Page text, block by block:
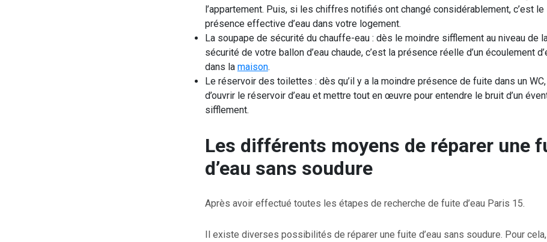
l’appartement. Puis, si les chiffres notifiés ont changé considérablement, c’est
présence effective d’eau dans votre logement.
La soupape de sécurité du chauffe-eau : dès le moindre sifflement au niveau de
sécurité de votre ballon d’eau chaude, c’est la présence réelle d’un écoulement
dans la maison.
Le réservoir des toilettes : dès qu’il y a la moindre présence de fuite dans un
d’ouvrir le réservoir d’eau et mettre tout en œuvre pour entendre le bruit d’un
sifflement.
Les différents moyens de réparer une
d’eau sans soudure
Après avoir effectué toutes les étapes de recherche de fuite d’eau Paris 15.
Il existe diverses possibilités de réparer une fuite d’eau sans soudure. Pour